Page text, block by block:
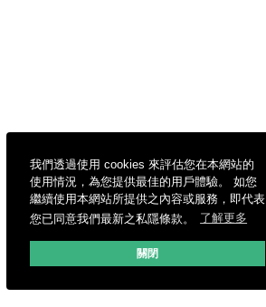
我們透過使用 cookies 來評估您在本網站的
使用情況，為您提供最佳的用戶體驗。 如您
繼續使用本網站所提供之內容或服務，即代表
您已同意我們最新之私隱條款。
了解更多
關閉